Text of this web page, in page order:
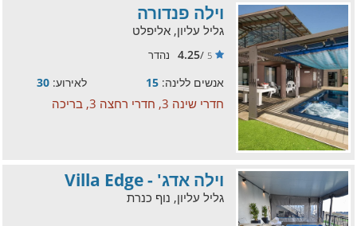
וילה פנדורה
גליל עליון, אליפלט
5
/
4.25 נהדר
אנשים ללינה: 15 לאירוע: 30
חדרי שינה 3, חדרי רחצה 3, בריכה
וילה אדג' - Villa Edge
גליל עליון, נוף כנרת